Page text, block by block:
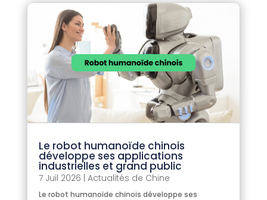
Le robot humanoïde chinois
développe ses applications
industrielles et grand public
7 Juil 2026 | Actualités de Chine
Le robot humanoïde chinois développe ses